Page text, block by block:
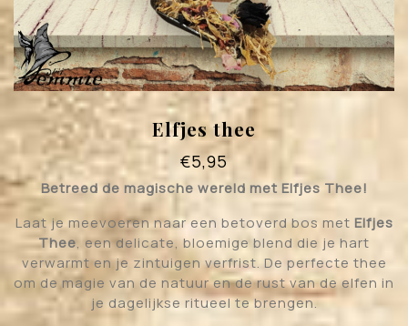
Elfjes thee
€5,95
Betreed de magische wereld met Elfjes Thee!
Laat je meevoeren naar een betoverd bos met Elfjes
Thee, een delicate, bloemige blend die je hart
verwarmt en je zintuigen verfrist. De perfecte thee
om de magie van de natuur en de rust van de elfen in
je dagelijkse ritueel te brengen.